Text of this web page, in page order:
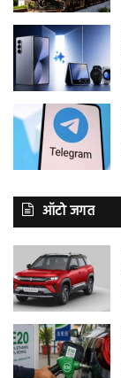
ऑटो जगत